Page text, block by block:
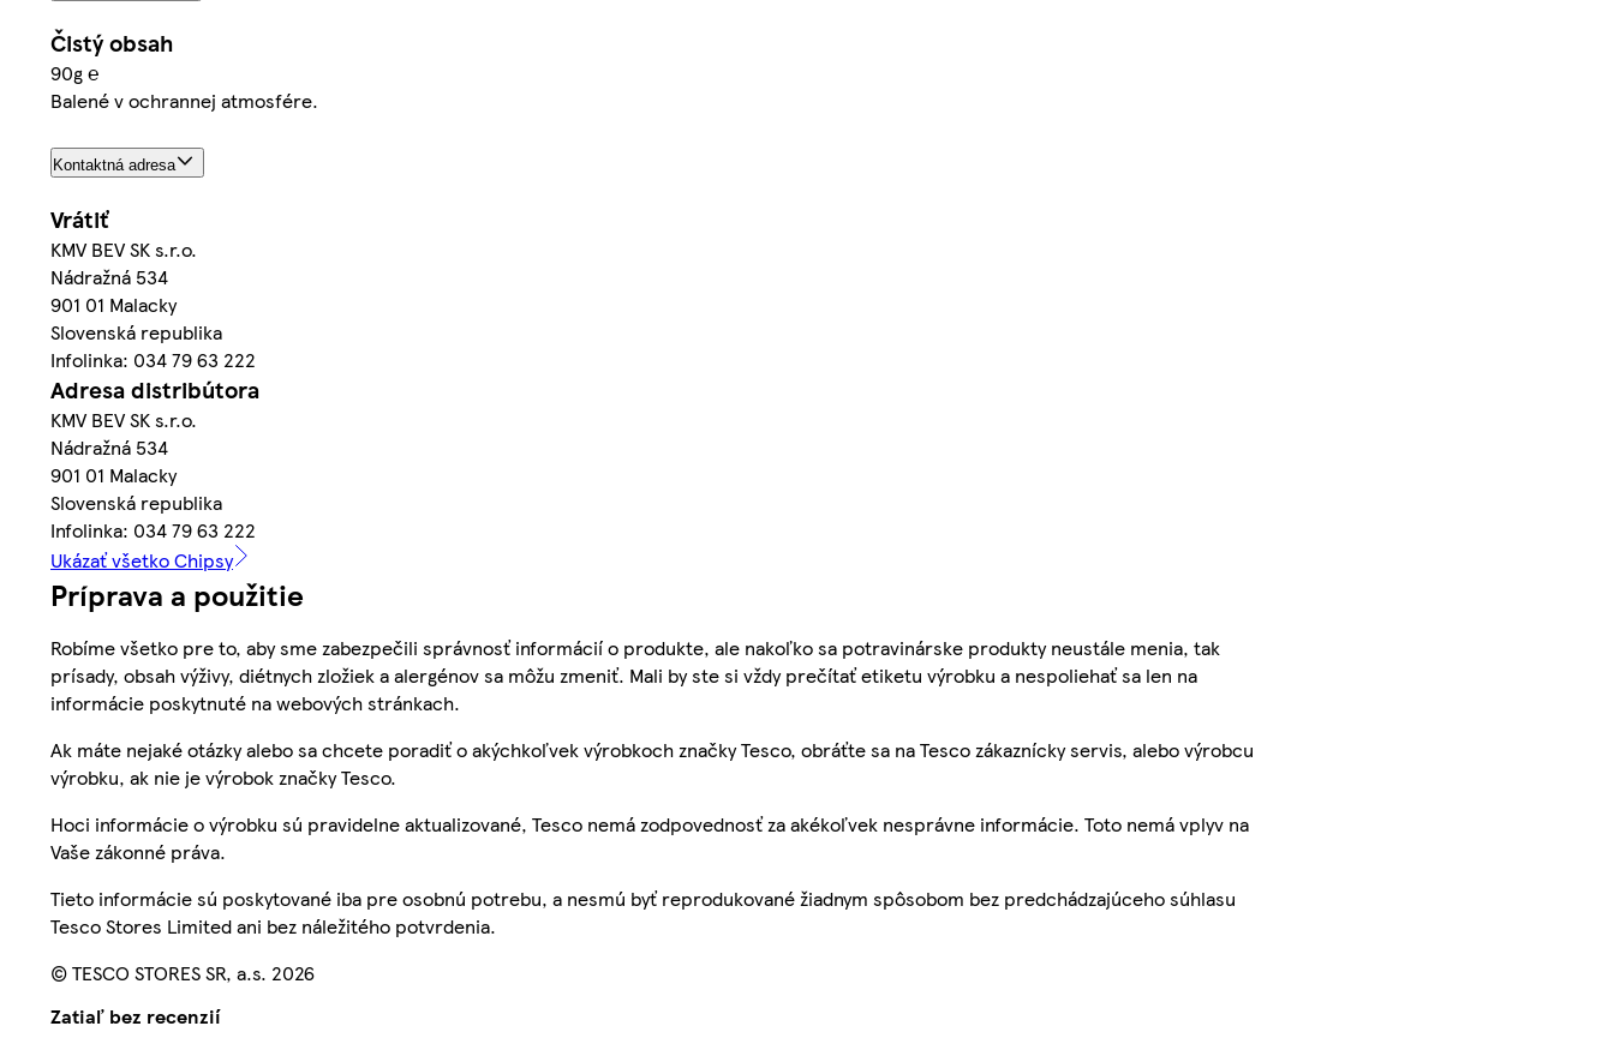
Čistý obsah
90g ℮
Balené v ochrannej atmosfére.
Kontaktná adresa
Vrátiť
KMV BEV SK s.r.o.
Nádražná 534
901 01 Malacky
Slovenská republika
Infolinka: 034 79 63 222
Adresa distribútora
KMV BEV SK s.r.o.
Nádražná 534
901 01 Malacky
Slovenská republika
Infolinka: 034 79 63 222
Ukázať všetko Chipsy
Príprava a použitie
Robíme všetko pre to, aby sme zabezpečili správnosť informácií o produkte, ale nakoľko sa potravinárske produkty neustále menia, tak
prísady, obsah výživy, diétnych zložiek a alergénov sa môžu zmeniť. Mali by ste si vždy prečítať etiketu výrobku a nespoliehať sa len na
informácie poskytnuté na webových stránkach.
Ak máte nejaké otázky alebo sa chcete poradiť o akýchkoľvek výrobkoch značky Tesco, obráťte sa na Tesco zákaznícky servis, alebo výrobcu
výrobku, ak nie je výrobok značky Tesco.
Hoci informácie o výrobku sú pravidelne aktualizované, Tesco nemá zodpovednosť za akékoľvek nesprávne informácie. Toto nemá vplyv na
Vaše zákonné práva.
Tieto informácie sú poskytované iba pre osobnú potrebu, a nesmú byť reprodukované žiadnym spôsobom bez predchádzajúceho súhlasu
Tesco Stores Limited ani bez náležitého potvrdenia.
© TESCO STORES SR, a.s. 2026
Zatiaľ bez recenzií